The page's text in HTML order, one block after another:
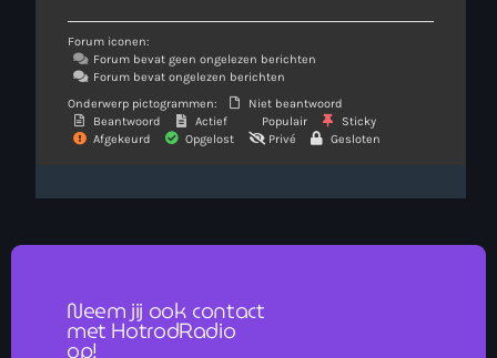
Forum iconen:
Forum bevat geen ongelezen berichten
Forum bevat ongelezen berichten
Onderwerp pictogrammen:
Niet beantwoord
Beantwoord
Actief Populair
Sticky
Afgekeurd
Opgelost Privé Gesloten
Neem jij ook contact
met HotrodRadio
op!